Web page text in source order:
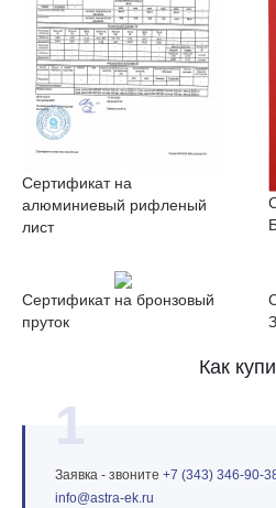
Сертификат на
алюминиевый рифленый
лист
Сертификат на бронзовый
пруток
Как
1
Заявка - звоните +7 (343)
info@astra‑ek.ru